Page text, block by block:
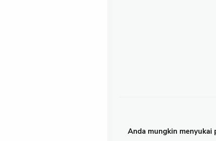
Anda mungkin menyukai